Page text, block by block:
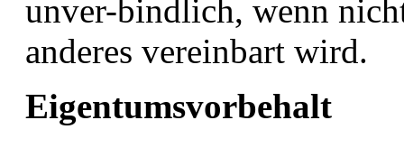
unver-bindlich, wenn
anderes vereinbart wird.
Eigentumsvorbehalt